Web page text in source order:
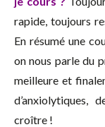
rapide, toujours
En résumé une
on nous parle du
meilleure et
d’anxiolytiques,
croître !